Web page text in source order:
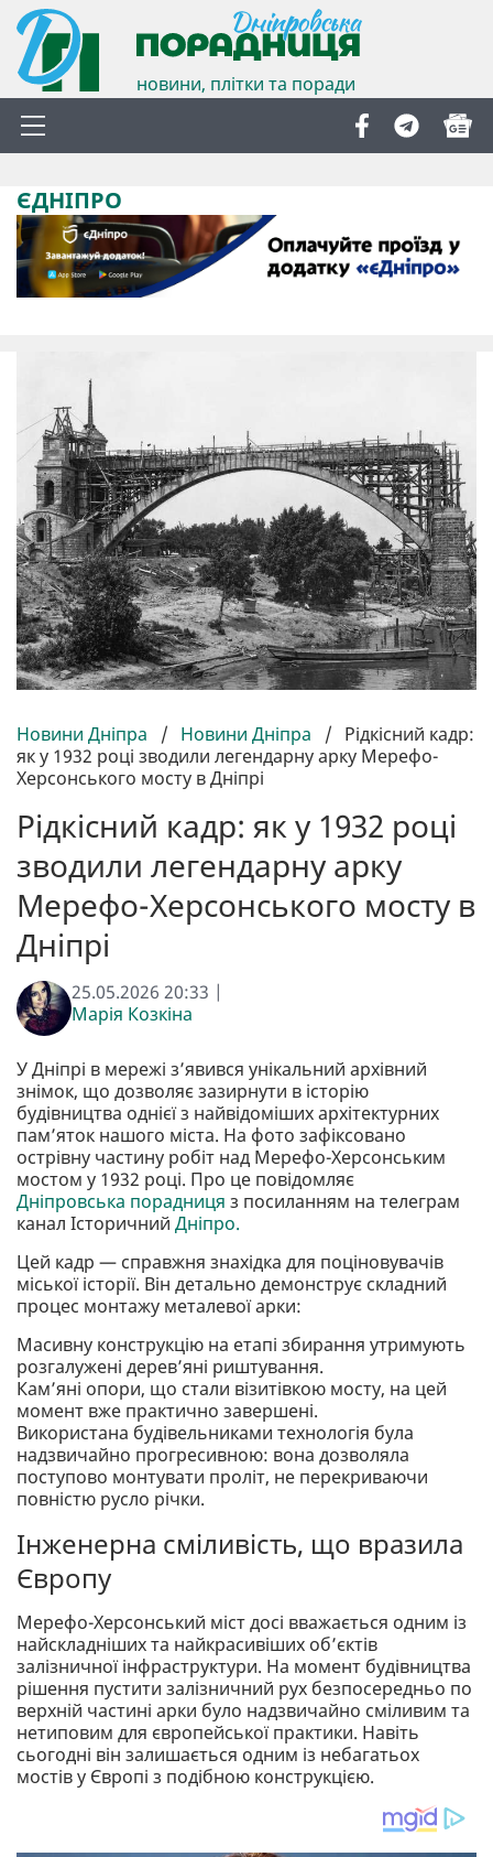
новини, плітки та поради
ЄДНІПРО
Новини Дніпра / Новини Дніпра / Рідкісний кадр:
як у 1932 році зводили легендарну арку Мерефо-
Херсонського мосту в Дніпрі
Рідкісний кадр: як у 1932 році
зводили легендарну арку
Мерефо-Херсонського мосту в
Дніпрі
25.05.2026 20:33 |
Марія Козкіна
У Дніпрі в мережі з’явився унікальний архівний
знімок, що дозволяє зазирнути в історію
будівництва однієї з найвідоміших архітектурних
пам’яток нашого міста. На фото зафіксовано
острівну частину робіт над Мерефо-Херсонським
мостом у 1932 році. Про це повідомляє
Дніпровська порадниця з посиланням на телеграм
канал Історичний Дніпро.
Цей кадр — справжня знахідка для поціновувачів
міської історії. Він детально демонструє складний
процес монтажу металевої арки:
Масивну конструкцію на етапі збирання утримують
розгалужені дерев’яні риштування.
Кам’яні опори, що стали візитівкою мосту, на цей
момент вже практично завершені.
Використана будівельниками технологія була
надзвичайно прогресивною: вона дозволяла
поступово монтувати проліт, не перекриваючи
повністю русло річки.
Інженерна сміливість, що вразила
Європу
Мерефо-Херсонський міст досі вважається одним із
найскладніших та найкрасивіших об’єктів
залізничної інфраструктури. На момент будівництва
рішення пустити залізничний рух безпосередньо по
верхній частині арки було надзвичайно сміливим та
нетиповим для європейської практики. Навіть
сьогодні він залишається одним із небагатьох
мостів у Європі з подібною конструкцією.